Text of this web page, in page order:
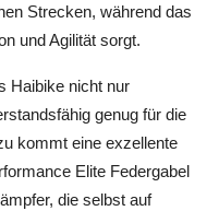
Strecken, während das
und Agilität sorgt.
Haibike nicht nur
genug für die
kommt eine exzellente
Elite Federgabel
die selbst auf